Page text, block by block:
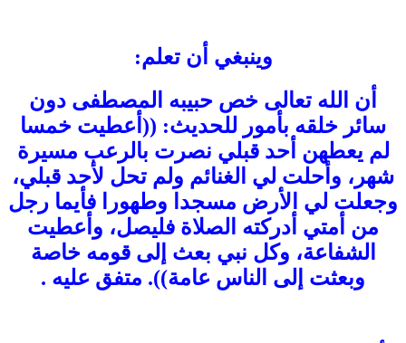
وينبغي أن تعلم:
أن الله تعالى خص حبيبه المصطفى دون
سائر خلقه بأمور للحديث: ((أعطيت خمسا
لم يعطهن أحد قبلي نصرت بالرعب مسيرة
شهر، وأحلت لي الغنائم ولم تحل لأحد قبلي،
وجعلت لي الأرض مسجدا وطهورا فأيما رجل
من أمتي أدركته الصلاة فليصل، وأعطيت
الشفاعة، وكل نبي بعث إلى قومه خاصة
وبعثت إلى الناس عامة)). متفق عليه .